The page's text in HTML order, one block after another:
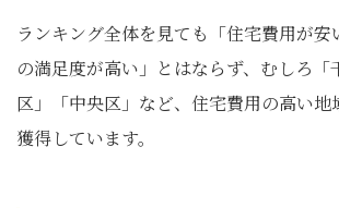
ランキング全体を見ても「住宅費用が安
の満足度が高い」とはならず、むしろ「
区」「中央区」など、住宅費用の高い地
獲得しています。